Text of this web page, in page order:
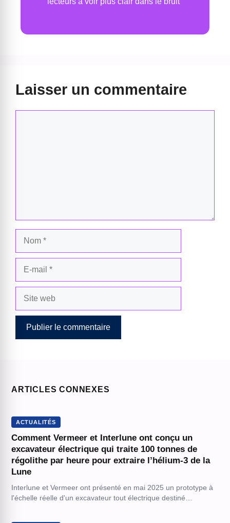
Laisser un commentaire
ARTICLES CONNEXES
ACTUALITÉS
Comment Vermeer et Interlune ont conçu un
excavateur électrique qui traite 100 tonnes de
régolithe par heure pour extraire l’hélium-3 de la
Lune
Interlune et Vermeer ont présenté en mai 2025 un prototype à
l'échelle réelle d'un excavateur tout électrique destiné…